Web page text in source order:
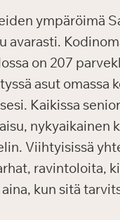
ympäröimä
avarasti.
on 207
asut omassa
Kaikissa
nykyaikainen
Viihtyisissä
ravintoloita,
kun sitä